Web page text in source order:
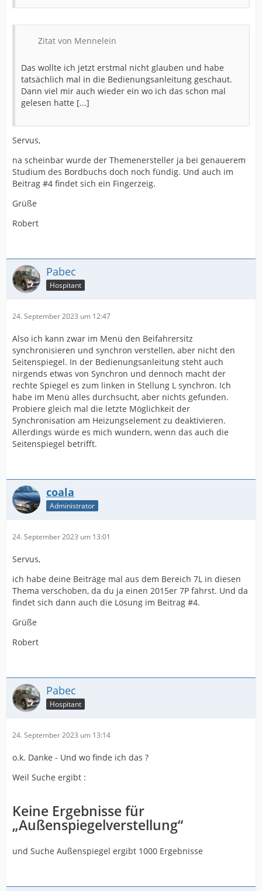
Zitat von Mennelein
Das wollte ich jetzt erstmal nicht glauben und habe
tatsächlich mal in die Bedienungsanleitung geschaut.
Dann viel mir auch wieder ein wo ich das schon mal
gelesen hatte [...]
Servus,
na scheinbar wurde der Themenersteller ja bei genauerem
Studium des Bordbuchs doch noch fündig. Und auch im
Beitrag #4 findet sich ein Fingerzeig.
Grüße
Robert
Pabec
Hospitant
24. September 2023 um 12:47
Also ich kann zwar im Menü den Beifahrersitz
synchronisieren und synchron verstellen, aber nicht den
Seitenspiegel. In der Bedienungsanleitung steht auch
nirgends etwas von Synchron und dennoch macht der
rechte Spiegel es zum linken in Stellung L synchron. Ich
habe im Menü alles durchsucht, aber nichts gefunden.
Probiere gleich mal die letzte Möglichkeit der
Synchronisation am Heizungselement zu deaktivieren.
Allerdings würde es mich wundern, wenn das auch die
Seitenspiegel betrifft.
coala
Administrator
24. September 2023 um 13:01
Servus,
ich habe deine Beiträge mal aus dem Bereich 7L in diesen
Thema verschoben, da du ja einen 2015er 7P fährst. Und da
findet sich dann auch die Lösung im Beitrag #4.
Grüße
Robert
Pabec
Hospitant
24. September 2023 um 13:14
o.k. Danke - Und wo finde ich das ?
Weil Suche ergibt :
Keine Ergebnisse für
„Außenspiegelverstellung“
und Suche Außenspiegel ergibt 1000 Ergebnisse